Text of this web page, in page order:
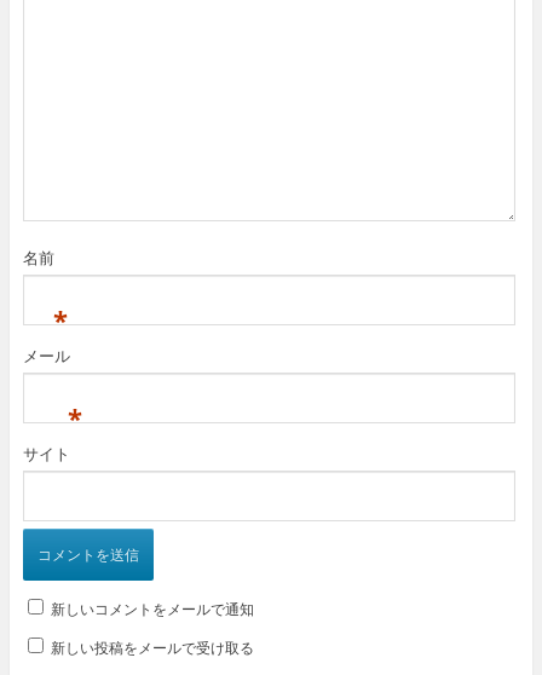
名前
*
メール
*
サイト
新しいコメントをメールで通知
新しい投稿をメールで受け取る